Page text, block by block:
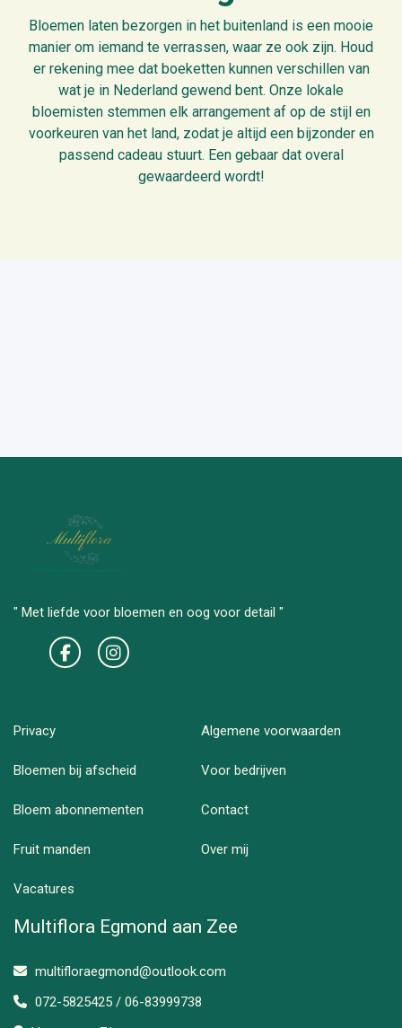
Bloemen laten bezorgen in het buitenland is een mooie
manier om iemand te verrassen, waar ze ook zijn. Houd
er rekening mee dat boeketten kunnen verschillen van
wat je in Nederland gewend bent. Onze lokale
bloemisten stemmen elk arrangement af op de stijl en
voorkeuren van het land, zodat je altijd een bijzonder en
passend cadeau stuurt. Een gebaar dat overal
gewaardeerd wordt!
" Met liefde voor bloemen en oog voor detail "
Privacy Algemene voorwaarden
Bloemen bij afscheid Voor bedrijven
Bloem abonnementen Contact
Fruit manden Over mij
Vacatures
Multiflora Egmond aan Zee
multifloraegmond@outlook.com
072-5825425 / 06-83999738